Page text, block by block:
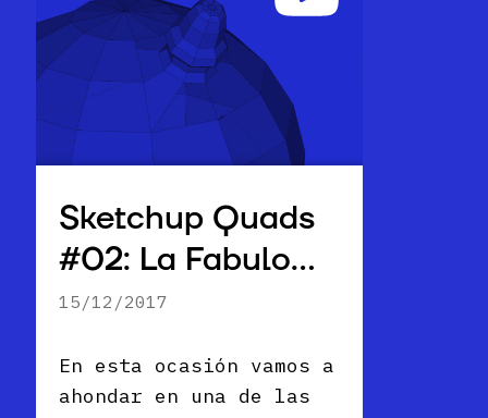
Sketchup Quads
#02: La Fabulosa
Herramienta
15/12/2017
En esta ocasión vamos a
ahondar en una de las